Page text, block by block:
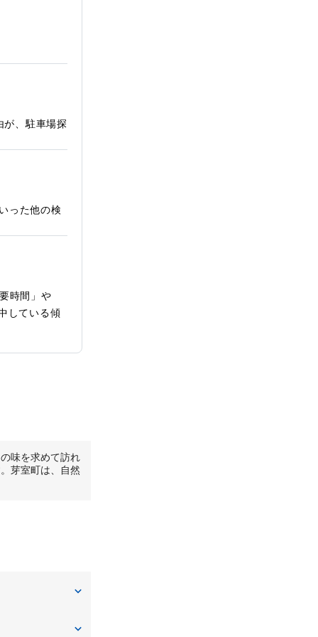
が、駐車場探
った他の検
時間」や
している傾
味を求めて訪れ
芽室町は、自然